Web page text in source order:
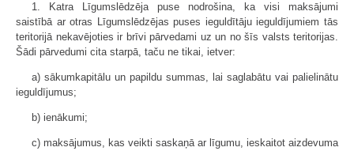
1. Katra Līgumslēdzēja puse nodrošina, ka visi maksājumi
saistībā ar otras Līgumslēdzējas puses ieguldītāju ieguldījumiem tās
teritorijā nekavējoties ir brīvi pārvedami uz un no šīs valsts teritorijas.
Šādi pārvedumi cita starpā, taču ne tikai, ietver:
a) sākumkapitālu un papildu summas, lai saglabātu vai palielinātu
ieguldījumus;
b) ienākumi;
c) maksājumus, kas veikti saskaņā ar līgumu, ieskaitot aizdevuma